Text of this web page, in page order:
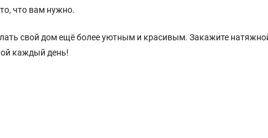
что вам нужно.
свой дом ещё более уютным и красивым. Закажите
каждый день!